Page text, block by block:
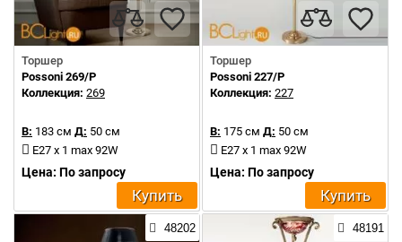
Торшер
Possoni 269/P
Коллекция: 269
В: 183 см Д: 50 см
E27 x 1 max 92W
Цена: По запросу
Купить
Торшер
Possoni 227/P
Коллекция: 227
В: 175 см Д: 50 см
E27 x 1 max 92W
Цена: По запросу
Купить
48202 48191